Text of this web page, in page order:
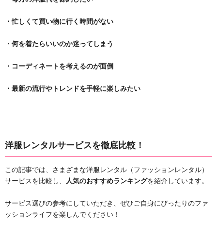
・忙しくて買い物に行く時間がない
・何を着たらいいのか迷ってしまう
・コーディネートを考えるのが面倒
・最新の流行やトレンドを手軽に楽しみたい
洋服レンタルサービスを徹底比較！
この記事では、さまざまな洋服レンタル（ファッションレンタル）
サービスを比較し、
人気のおすすめランキングを紹介しています。
サービス選びの参考にしていただき、ぜひご自身にぴったりのファ
ッションライフを楽しんでください！